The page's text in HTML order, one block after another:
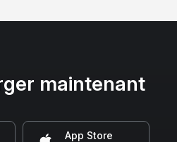
maintenant
App Store